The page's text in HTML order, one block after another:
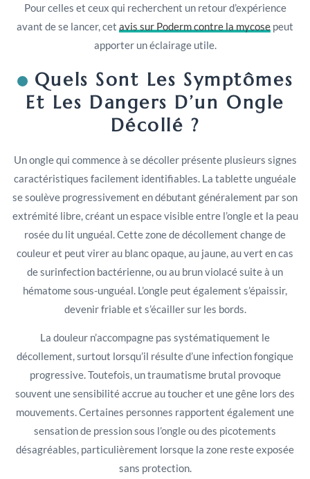
Pour celles et ceux qui recherchent un retour d’expérience
avant de se lancer, cet avis sur Poderm contre la mycose peut
apporter un éclairage utile.
Quels Sont Les Symptômes
Et Les Dangers D’un Ongle
Décollé ?
Un ongle qui commence à se décoller présente plusieurs signes
caractéristiques facilement identifiables. La tablette unguéale
se soulève progressivement en débutant généralement par son
extrémité libre, créant un espace visible entre l’ongle et la peau
rosée du lit unguéal. Cette zone de décollement change de
couleur et peut virer au blanc opaque, au jaune, au vert en cas
de surinfection bactérienne, ou au brun violacé suite à un
hématome sous-unguéal. L’ongle peut également s’épaissir,
devenir friable et s’écailler sur les bords.
La douleur n’accompagne pas systématiquement le
décollement, surtout lorsqu’il résulte d’une infection fongique
progressive. Toutefois, un traumatisme brutal provoque
souvent une sensibilité accrue au toucher et une gêne lors des
mouvements. Certaines personnes rapportent également une
sensation de pression sous l’ongle ou des picotements
désagréables, particulièrement lorsque la zone reste exposée
sans protection.